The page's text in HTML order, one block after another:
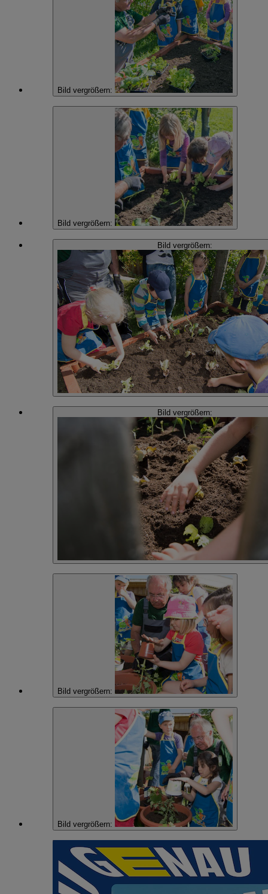
Bild vergrößern:
Bild vergrößern:
Bild vergrößern:
Bild vergrößern:
Bild vergrößern:
Bild vergrößern: